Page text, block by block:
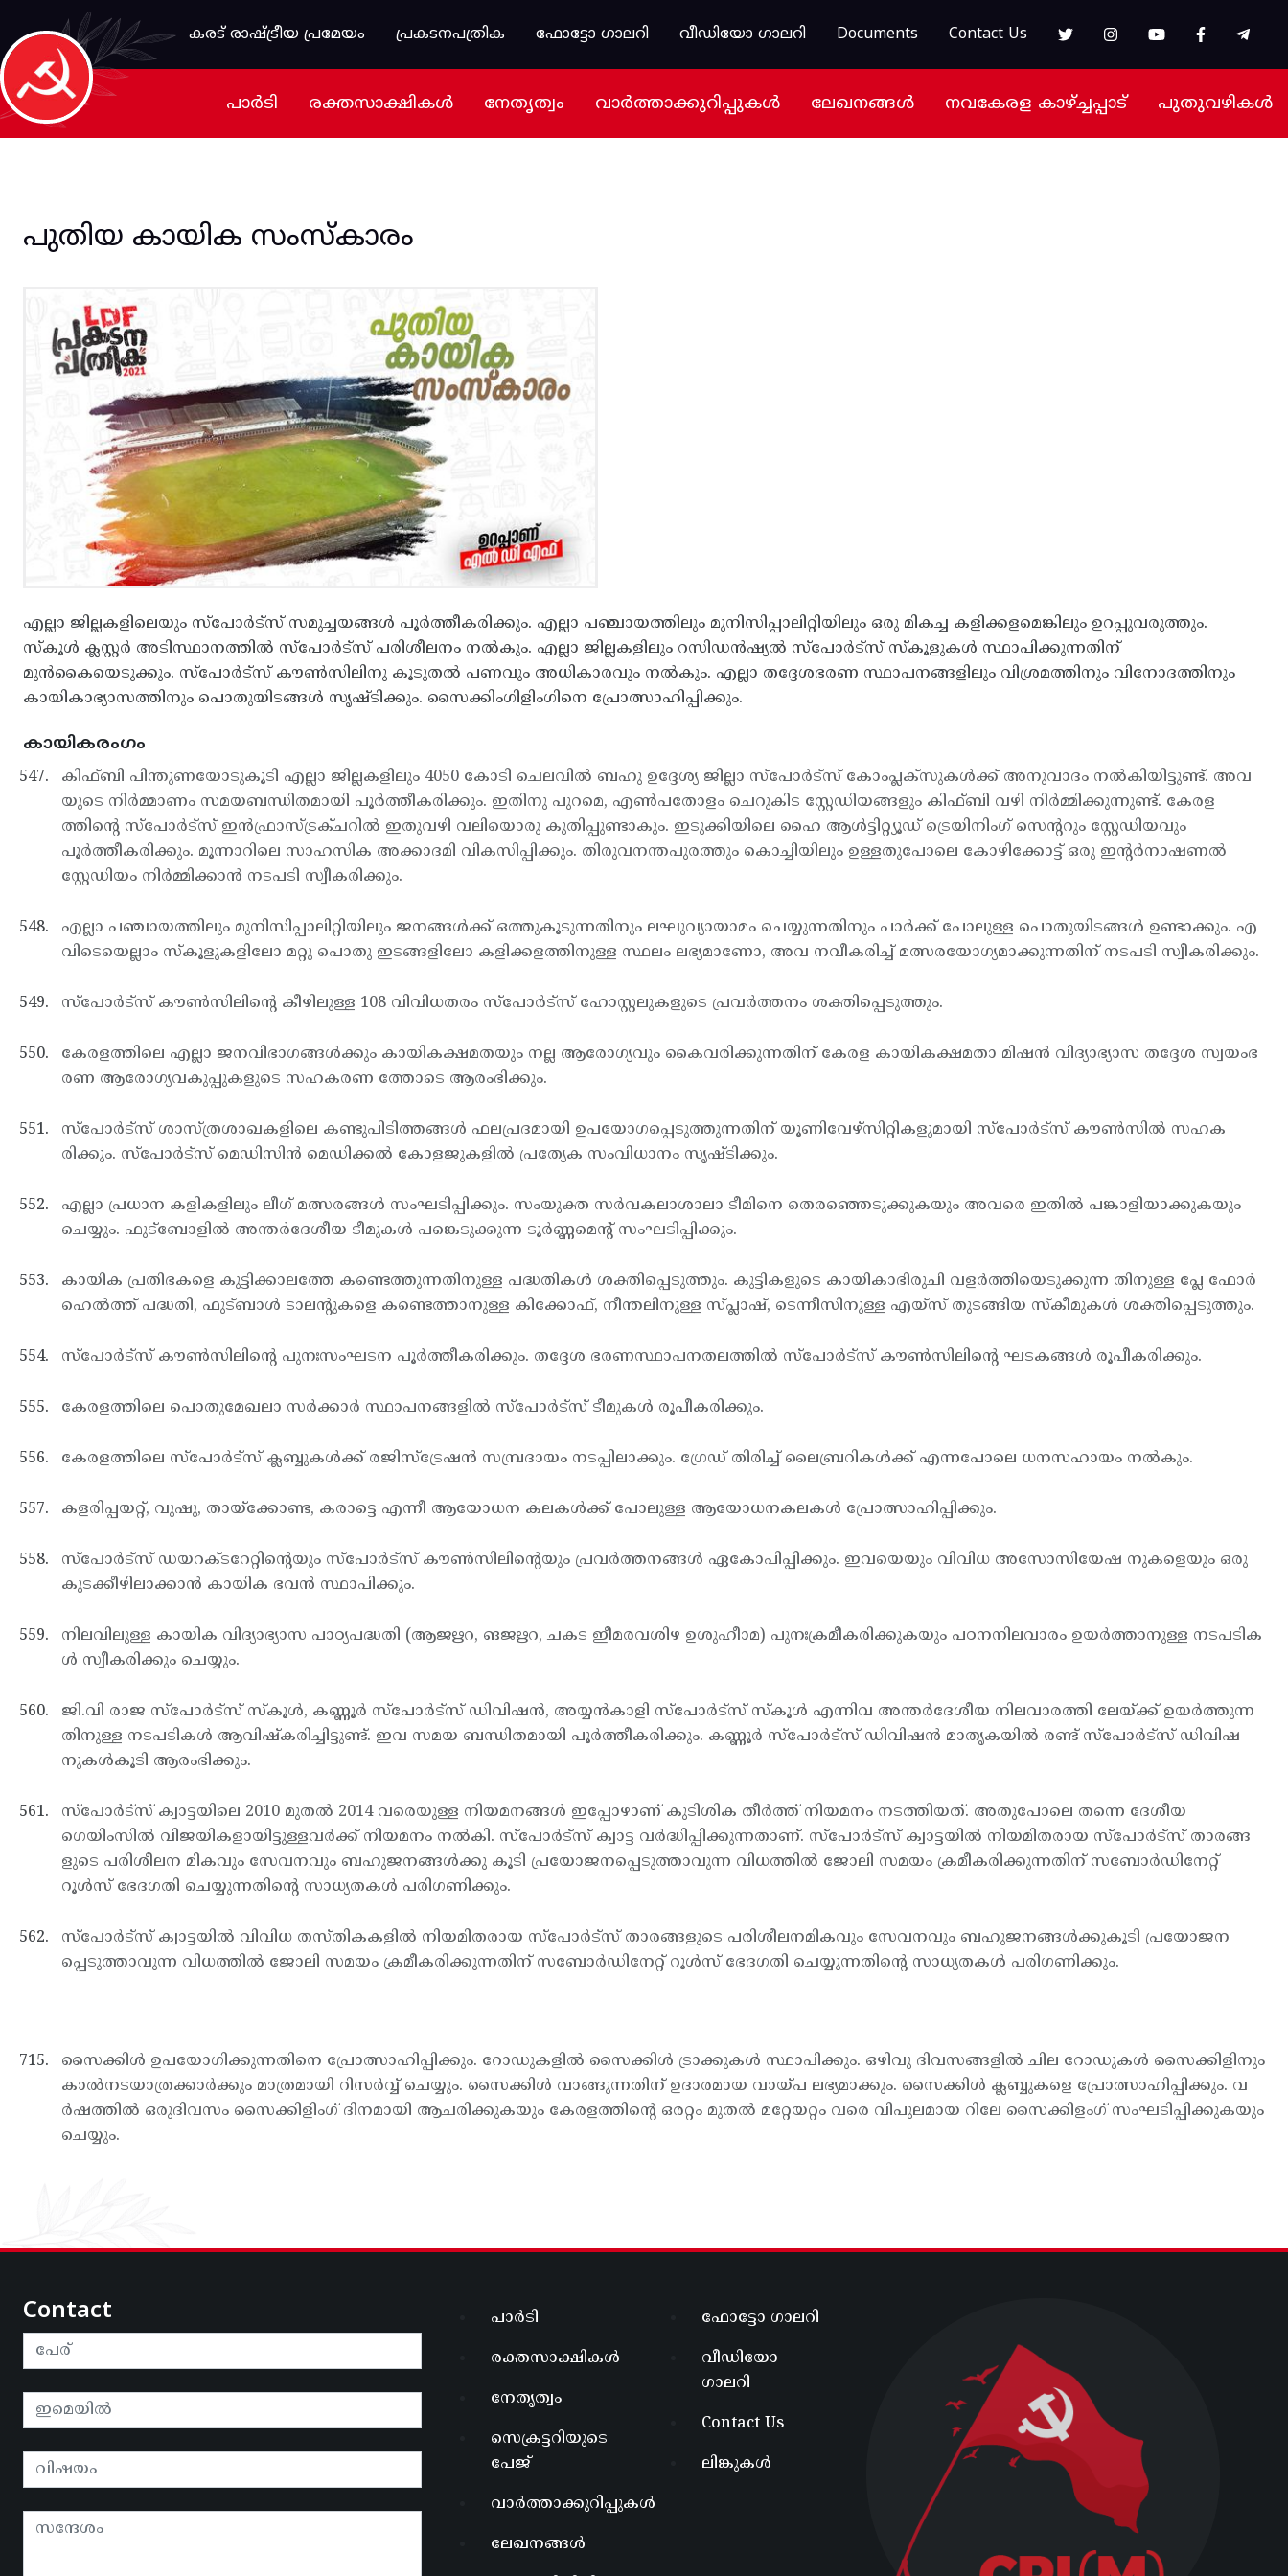
Skip to main content
കരട് രാഷ്ട്രീയ പ്രമേയം
പ്രകടനപത്രിക ഫോട്ടോ ഗാലറി വീഡിയോ ഗാലറി Documents Contact Us
പാർടി രക്തസാക്ഷികൾ നേതൃത്വം വാർത്താക്കുറിപ്പുകൾ ലേഖനങ്ങൾ നവകേരള കാഴ്ച്ചപ്പാട് പുതുവഴികൾ
പുതിയ കായിക സംസ്കാരം
എല്ലാ ജില്ലകളിലെയും സ്പോര്‍ട്സ് സമുച്ചയങ്ങള്‍ പൂര്‍ത്തീകരിക്കും. എല്ലാ പഞ്ചായത്തിലും മുനിസിപ്പാലിറ്റിയിലും ഒരു മികച്ച കളിക്കളമെങ്കിലും ഉറപ്പുവരുത്തും.
സ്കൂള്‍ ക്ലസ്റ്റര്‍ അടിസ്ഥാനത്തില്‍ സ്പോര്‍ട്സ് പരിശീലനം നല്‍കും. എല്ലാ ജില്ലകളിലും റസിഡന്‍ഷ്യല്‍ സ്പോര്‍ട്സ് സ്കൂളുകള്‍ സ്ഥാപിക്കുന്നതിന്
മുന്‍കൈയെടുക്കും. സ്പോര്‍ട്സ് കൗണ്‍സിലിനു കൂടുതല്‍ പണവും അധികാരവും നല്‍കും. എല്ലാ തദ്ദേശഭരണ സ്ഥാപനങ്ങളിലും വിശ്രമത്തിനും വിനോദത്തിനും
കായികാഭ്യാസത്തിനും പൊതുയിടങ്ങള്‍ സൃഷ്ടിക്കും. സൈക്കിംഗിളിംഗിനെ പ്രോത്സാഹിപ്പിക്കും.
കായികരംഗം
കിഫ്ബി പിന്തുണയോടുകൂടി എല്ലാ ജില്ലകളിലും 4050 കോടി ചെലവില്‍ ബഹു ഉദ്ദേശ്യ ജില്ലാ സ്പോര്‍ട്സ് കോംപ്ലക്സുകള്‍ക്ക് അനുവാദം നല്‍കിയിട്ടുണ്ട്. അവ
യുടെ നിര്‍മ്മാണം സമയബന്ധിതമായി പൂര്‍ത്തീകരിക്കും. ഇതിനു പുറമെ, എണ്‍പതോളം ചെറുകിട സ്റ്റേഡിയങ്ങളും കിഫ്ബി വഴി നിര്‍മ്മിക്കുന്നുണ്ട്. കേരള
ത്തിന്റെ സ്പോര്‍ട്സ് ഇന്‍ഫ്രാസ്ട്രക്ചറില്‍ ഇതുവഴി വലിയൊരു കുതിപ്പുണ്ടാകും. ഇടുക്കിയിലെ ഹൈ ആള്‍ട്ടിറ്റ്യൂഡ് ട്രെയിനിംഗ് സെന്ററും സ്റ്റേഡിയവും
പൂര്‍ത്തീകരിക്കും. മൂന്നാറിലെ സാഹസിക അക്കാദമി വികസിപ്പിക്കും. തിരുവനന്തപുരത്തും കൊച്ചിയിലും ഉള്ളതുപോലെ കോഴിക്കോട്ട് ഒരു ഇന്റര്‍നാഷണല്‍
സ്റ്റേഡിയം നിര്‍മ്മിക്കാന്‍ നടപടി സ്വീകരിക്കും.
എല്ലാ പഞ്ചായത്തിലും മുനിസിപ്പാലിറ്റിയിലും ജനങ്ങള്‍ക്ക് ഒത്തുകൂടുന്നതിനും ലഘുവ്യായാമം ചെയ്യുന്നതിനും പാര്‍ക്ക് പോലുള്ള പൊതുയിടങ്ങള്‍ ഉണ്ടാക്കും. എ
വിടെയെല്ലാം സ്കൂളുകളിലോ മറ്റു പൊതു ഇടങ്ങളിലോ കളിക്കളത്തിനുള്ള സ്ഥലം ലഭ്യമാണോ, അവ നവീകരിച്ച് മത്സരയോഗ്യമാക്കുന്നതിന് നടപടി സ്വീകരിക്കും.
സ്പോര്‍ട്സ് കൗണ്‍സിലിന്റെ കീഴിലുള്ള 108 വിവിധതരം സ്പോര്‍ട്സ് ഹോസ്റ്റലുകളുടെ പ്രവര്‍ത്തനം ശക്തിപ്പെടുത്തും.
കേരളത്തിലെ എല്ലാ ജനവിഭാഗങ്ങള്‍ക്കും കായികക്ഷമതയും നല്ല ആരോഗ്യവും കൈവരിക്കുന്നതിന് കേരള കായികക്ഷമതാ മിഷന്‍ വിദ്യാഭ്യാസ തദ്ദേശ സ്വയംഭ
രണ ആരോഗ്യവകുപ്പുകളുടെ സഹകരണ ത്തോടെ ആരംഭിക്കും.
സ്പോര്‍ട്സ് ശാസ്ത്രശാഖകളിലെ കണ്ടുപിടിത്തങ്ങള്‍ ഫലപ്രദമായി ഉപയോഗപ്പെടുത്തുന്നതിന് യൂണിവേഴ്സിറ്റികളുമായി സ്പോര്‍ട്സ് കൗണ്‍സില്‍ സഹക
രിക്കും. സ്പോര്‍ട്സ് മെഡിസിന്‍ മെഡിക്കല്‍ കോളജുകളില്‍ പ്രത്യേക സംവിധാനം സൃഷ്ടിക്കും.
എല്ലാ പ്രധാന കളികളിലും ലീഗ് മത്സരങ്ങള്‍ സംഘടിപ്പിക്കും. സംയുക്ത സര്‍വകലാശാലാ ടീമിനെ തെരഞ്ഞെടുക്കുകയും അവരെ ഇതില്‍ പങ്കാളിയാക്കുകയും
ചെയ്യും. ഫുട്ബോളില്‍ അന്തര്‍ദേശീയ ടീമുകള്‍ പങ്കെടുക്കുന്ന ടൂര്‍ണ്ണമെന്റ് സംഘടിപ്പിക്കും.
കായിക പ്രതിഭകളെ കുട്ടിക്കാലത്തേ കണ്ടെത്തുന്നതിനുള്ള പദ്ധതികള്‍ ശക്തിപ്പെടുത്തും. കുട്ടികളുടെ കായികാഭിരുചി വളര്‍ത്തിയെടുക്കുന്ന തിനുള്ള പ്ലേ ഫോര്‍
ഹെല്‍ത്ത് പദ്ധതി, ഫുട്ബാള്‍ ടാലന്റുകളെ കണ്ടെത്താനുള്ള കിക്കോഫ്, നീന്തലിനുള്ള സ്പ്ലാഷ്, ടെന്നീസിനുള്ള എയ്സ് തുടങ്ങിയ സ്കീമുകള്‍ ശക്തിപ്പെടുത്തും.
സ്പോര്‍ട്സ് കൗണ്‍സിലിന്റെ പുനഃസംഘടന പൂര്‍ത്തീകരിക്കും. തദ്ദേശ ഭരണസ്ഥാപനതലത്തില്‍ സ്പോര്‍ട്സ് കൗണ്‍സിലിന്റെ ഘടകങ്ങള്‍ രൂപീകരിക്കും.
കേരളത്തിലെ പൊതുമേഖലാ സര്‍ക്കാര്‍ സ്ഥാപനങ്ങളില്‍ സ്പോര്‍ട്സ് ടീമുകള്‍ രൂപീകരിക്കും.
കേരളത്തിലെ സ്പോര്‍ട്സ് ക്ലബ്ബുകള്‍ക്ക് രജിസ്ട്രേഷന്‍ സമ്പ്രദായം നടപ്പിലാക്കും. ഗ്രേഡ് തിരിച്ച് ലൈബ്രറികള്‍ക്ക് എന്നപോലെ ധനസഹായം നല്‍കും.
കളരിപ്പയറ്റ്, വുഷു, തായ്ക്കോണ്ട, കരാട്ടെ എന്നീ ആയോധന കലകള്‍ക്ക് പോലുള്ള ആയോധനകലകള്‍ പ്രോത്സാഹിപ്പിക്കും.
സ്പോര്‍ട്സ് ഡയറക്ടറേറ്റിന്റെയും സ്പോര്‍ട്സ് കൗണ്‍സിലിന്റെയും പ്രവര്‍ത്തനങ്ങള്‍ ഏകോപിപ്പിക്കും. ഇവയെയും വിവിധ അസോസിയേഷ നുകളെയും ഒരു
കുടക്കീഴിലാക്കാന്‍ കായിക ഭവന്‍ സ്ഥാപിക്കും.
നിലവിലുള്ള കായിക വിദ്യാഭ്യാസ പാഠ്യപദ്ധതി (ആജഋറ, ങജഋറ, ചകട ഇീമരവശിഴ ഉശുഹീാമ) പുനഃക്രമീകരിക്കുകയും പഠനനിലവാരം ഉയര്‍ത്താനുള്ള നടപടിക
ള്‍ സ്വീകരിക്കും ചെയ്യും.
ജി.വി രാജ സ്പോര്‍ട്സ് സ്കൂള്‍, കണ്ണൂര്‍ സ്പോര്‍ട്സ് ഡിവിഷന്‍, അയ്യന്‍കാളി സ്പോര്‍ട്സ് സ്കൂള്‍ എന്നിവ അന്തര്‍ദേശീയ നിലവാരത്തി ലേയ്ക്ക് ഉയര്‍ത്തുന്ന
തിനുള്ള നടപടികള്‍ ആവിഷ്കരിച്ചിട്ടുണ്ട്. ഇവ സമയ ബന്ധിതമായി പൂര്‍ത്തീകരിക്കും. കണ്ണൂര്‍ സ്പോര്‍ട്സ് ഡിവിഷന്‍ മാതൃകയില്‍ രണ്ട് സ്പോര്‍ട്സ് ഡിവിഷ
നുകള്‍കൂടി ആരംഭിക്കും.
സ്പോര്‍ട്സ് ക്വാട്ടയിലെ 2010 മുതല്‍ 2014 വരെയുള്ള നിയമനങ്ങള്‍ ഇപ്പോഴാണ് കുടിശിക തീര്‍ത്ത് നിയമനം നടത്തിയത്. അതുപോലെ തന്നെ ദേശീയ
ഗെയിംസില്‍ വിജയികളായിട്ടുള്ളവര്‍ക്ക് നിയമനം നല്‍കി. സ്പോര്‍ട്സ് ക്വാട്ട വര്‍ദ്ധിപ്പിക്കുന്നതാണ്. സ്പോര്‍ട്സ് ക്വാട്ടയില്‍ നിയമിതരായ സ്പോര്‍ട്സ് താരങ്ങ
ളുടെ പരിശീലന മികവും സേവനവും ബഹുജനങ്ങള്‍ക്കു കൂടി പ്രയോജനപ്പെടുത്താവുന്ന വിധത്തില്‍ ജോലി സമയം ക്രമീകരിക്കുന്നതിന് സബോര്‍ഡിനേറ്റ്
റൂള്‍സ് ഭേദഗതി ചെയ്യുന്നതിന്റെ സാധ്യതകള്‍ പരിഗണിക്കും.
സ്പോര്‍ട്സ് ക്വാട്ടയില്‍ വിവിധ തസ്തികകളില്‍ നിയമിതരായ സ്പോര്‍ട്സ് താരങ്ങളുടെ പരിശീലനമികവും സേവനവും ബഹുജനങ്ങള്‍ക്കുകൂടി പ്രയോജന
പ്പെടുത്താവുന്ന വിധത്തില്‍ ജോലി സമയം ക്രമീകരിക്കുന്നതിന് സബോര്‍ഡിനേറ്റ് റൂള്‍സ് ഭേദഗതി ചെയ്യുന്നതിന്റെ സാധ്യതകള്‍ പരിഗണിക്കും.
സൈക്കിള്‍ ഉപയോഗിക്കുന്നതിനെ പ്രോത്സാഹിപ്പിക്കും. റോഡുകളില്‍ സൈക്കിള്‍ ട്രാക്കുകള്‍ സ്ഥാപിക്കും. ഒഴിവു ദിവസങ്ങളില്‍ ചില റോഡുകള്‍ സൈക്കിളിനും
കാല്‍നടയാത്രക്കാര്‍ക്കും മാത്രമായി റിസര്‍വ്വ് ചെയ്യും. സൈക്കിള്‍ വാങ്ങുന്നതിന് ഉദാരമായ വായ്പ ലഭ്യമാക്കും. സൈക്കിള്‍ ക്ലബ്ബുകളെ പ്രോത്സാഹിപ്പിക്കും. വ
ര്‍ഷത്തില്‍ ഒരുദിവസം സൈക്കിളിംഗ് ദിനമായി ആചരിക്കുകയും കേരളത്തിന്റെ ഒരറ്റം മുതല്‍ മറ്റേയറ്റം വരെ വിപുലമായ റിലേ സൈക്കിളംഗ് സംഘടിപ്പിക്കുകയും
ചെയ്യും.
Contact പാർടി
രക്തസാക്ഷികൾ
നേതൃത്വം
സെക്രട്ടറിയുടെ
പേജ്
വാർത്താക്കുറിപ്പുകൾ
ലേഖനങ്ങൾ
ഫോട്ടോ ഗാലറി
വീഡിയോ
ഗാലറി
Contact Us
ലിങ്കുകൾ